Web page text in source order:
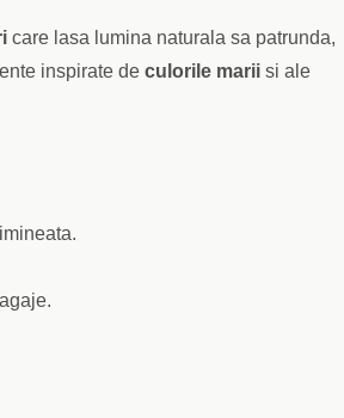
care lasa lumina naturala sa patrunda,
inspirate de culorile marii si ale